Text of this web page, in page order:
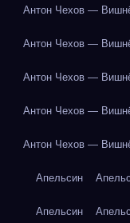
Антон Чехов —
Антон Чехов —
Антон Чехов —
Антон Чехов —
Антон Чехов —
Апельсин
Апельсин